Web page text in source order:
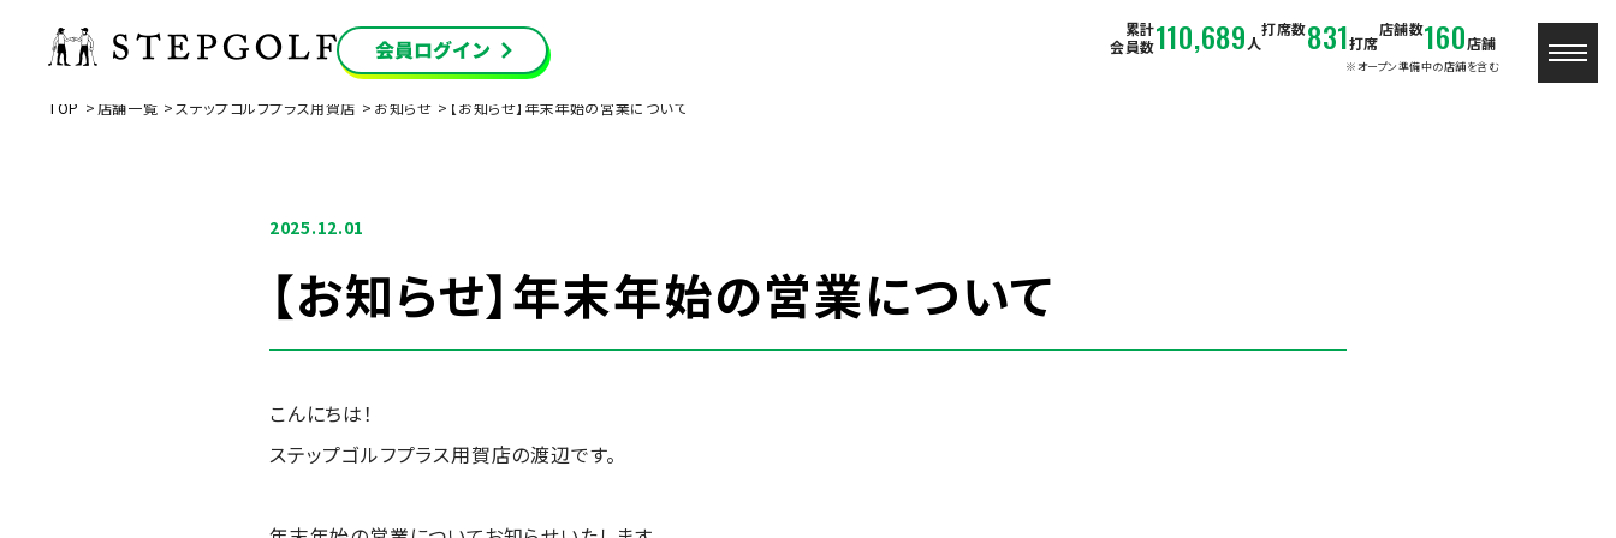
累計
会員数110,689 人
打席数831打席
店舗数160店舗
※オープン準備中の店舗を含む
TOP 店舗一覧 ステップゴルフプラス用賀店 お知らせ 【お知らせ】年末年始の営業について
2025.12.01
【お知らせ】年末年始の営業について
こんにちは！
ステップゴルフプラス用賀店の渡辺です。